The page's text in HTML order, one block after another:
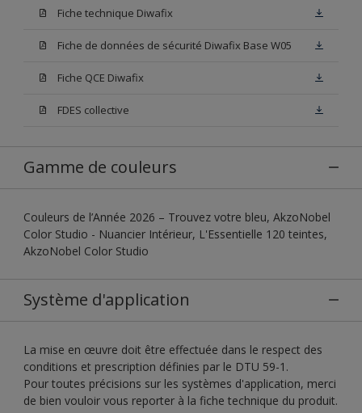
Fiche technique Diwafix
Fiche de données de sécurité Diwafix Base W05
Fiche QCE Diwafix
FDES collective
Gamme de couleurs
Couleurs de l’Année 2026 – Trouvez votre bleu, AkzoNobel
Color Studio - Nuancier Intérieur, L'Essentielle 120 teintes,
AkzoNobel Color Studio
Système d'application
La mise en œuvre doit être effectuée dans le respect des
conditions et prescription définies par le DTU 59-1.
Pour toutes précisions sur les systèmes d'application, merci
de bien vouloir vous reporter à la fiche technique du produit.